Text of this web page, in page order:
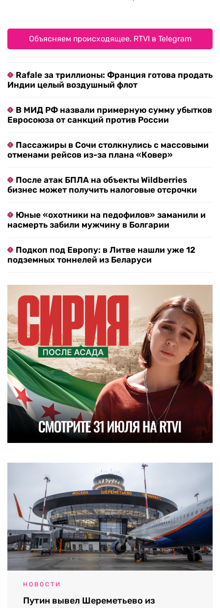
Объясняем происходящее. RTVI в Telegram
Rafale за триллионы: Франция готова продать
Индии целый воздушный флот
В МИД РФ назвали примерную сумму убытков
Евросоюза от санкций против России
Пассажиры в Сочи столкнулись с массовыми
отменами рейсов из-за плана «Ковер»
После атак БПЛА на объекты Wildberries
бизнес может получить налоговые отсрочки
Юные «охотники на педофилов» заманили и
насмерть забили мужчину в Болгарии
Подкоп под Европу: в Литве нашли уже 12
подземных тоннелей из Беларуси
НОВОСТИ
Путин вывел Шереметьево из